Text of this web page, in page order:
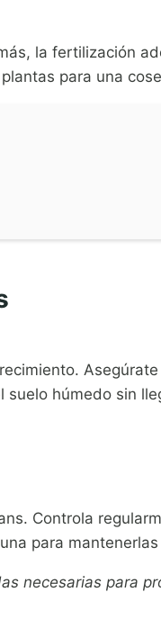
la fertilización
para una
húmedo sin
Controla
para mantenerlas
necesarias para